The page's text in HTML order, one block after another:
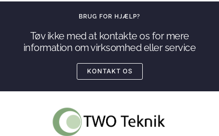
BRUG FOR HJÆLP?
Tøv ikke med at kontakte os for mere
information om virksomhed eller service
KONTAKT OS